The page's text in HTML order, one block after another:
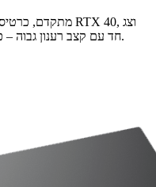
חד עם קצב רענון גבוה – כל מה שצריך לגיימינג איכותי, מהיר וסוחף.